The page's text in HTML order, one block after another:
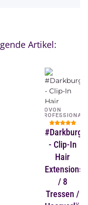
Artikel:
NOVON
PROFESSIONAL
#Darkburg
- Clip-In
Hair
Extensions
/ 8
Tressen /